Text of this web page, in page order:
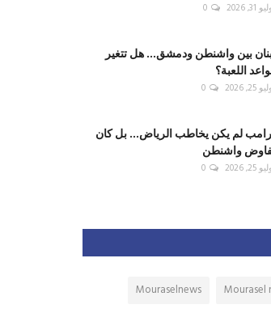
31, 2026
0
بين واشنطن ودمشق... هل تتغير
اللعبة؟
25, 2026
0
لم يكن يخاطب الرياض... بل كان
واشنطن
25, 2026
0
Mourasel
Mouraselnews